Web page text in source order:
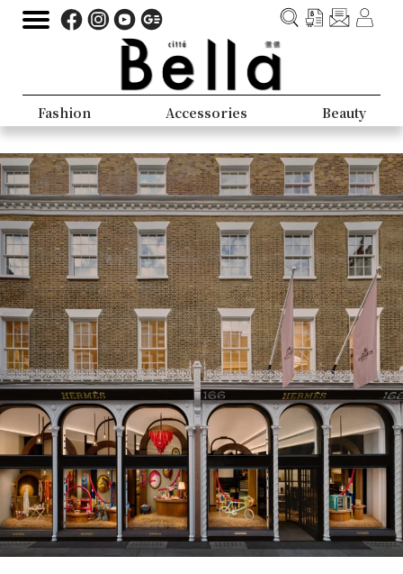
Fashion Accessories Beauty